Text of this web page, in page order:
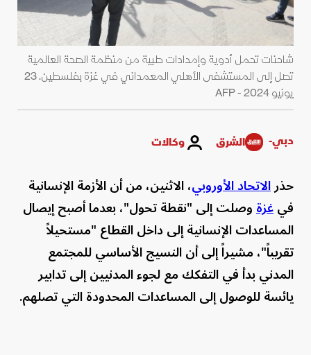
شاحنات تحمل أدوية وإمدادات طبية من منظمة الصحة العالمية
تصل إلى المستشفى الأهلي المعمداني في غزة بفلسطين. 23
يونيو 2024 - AFP
دبي- الشرق وكالات
حذرالاتحاد الأوروبي، الاثنين، من أن الأزمة الإنسانية
فيغزةوصلت إلى "نقطة تحول"، بعدما أصبح إيصال
المساعدات الإنسانية إلى داخل القطاع "مستحيلاً
تقريباً"، مشيراً إلى أن النسيج الأساسي للمجتمع
المدني بدأ في التفكك مع لجوء المدنيين إلى تدابير
يائسة للوصول إلى المساعدات المحدودة التي تصلهم.